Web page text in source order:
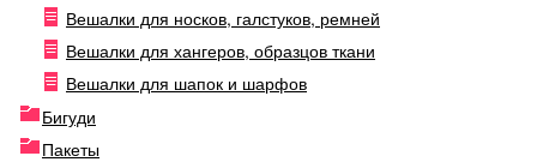
Вешалки для носков, галстуков, ремней
Вешалки для хангеров, образцов ткани
Вешалки для шапок и шарфов
Бигуди
Пакеты